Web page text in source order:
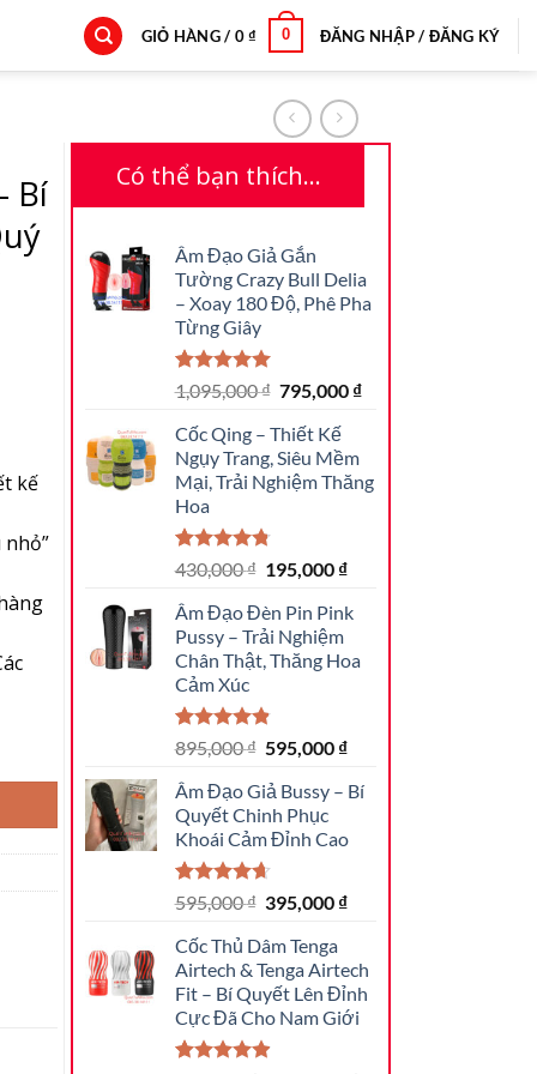
GIỎ HÀNG / 0₫ 0 ĐĂNG NHẬP / ĐĂNG KÝ
Có thể bạn thích…
Âm Đạo Giả Gắn
Tường Crazy Bull Delia
– Xoay 180 Độ, Phê Pha
Từng Giây
5.00trên 5
dựa trên
2
đánh giá
1,095,000₫ Giá
là:
1,095,000 ₫.
795,000 ₫Giá
795,000 ₫.
Cốc Qing – Thiết Kế
Ngụy Trang, Siêu Mềm
Mại, Trải Nghiệm Thăng
Hoa
4.78trên 5
dựa trên
46
đánh giá
430,000₫ Giá
là:
430,000 ₫.
195,000 ₫Giá
tại
195,000 ₫.
Âm Đạo Đèn Pin Pink
Pussy – Trải Nghiệm
Chân Thật, Thăng Hoa
Cảm Xúc
4.82 trên 5
dựa trên
22
đánh giá
895,000₫ Giá
là:
895,000 ₫.
595,000 ₫Giá
tại
595,000 ₫.
Âm Đạo Giả Bussy – Bí
Quyết Chinh Phục
Khoái Cảm Đỉnh Cao
4.64 trên
5 dựa trên
22
đánh giá
595,000₫ Giá
là:
595,000 ₫.
395,000 ₫Giá
là:
395,000 ₫.
Cốc Thủ Dâm Tenga
Airtech & Tenga Airtech
Fit – Bí Quyết Lên Đỉnh
Cực Đã Cho Nam Giới
Bí
kế